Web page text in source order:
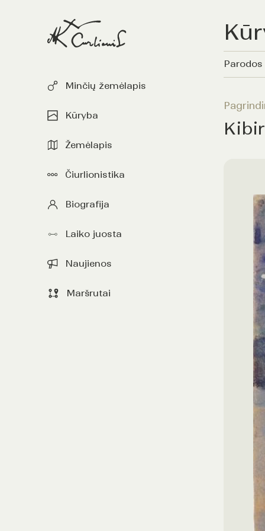
Minčių žemėlapis
Kūryba
Žemėlapis
Čiurlionistika
Biografija
Laiko juosta
Naujienos
Maršrutai
Parodos